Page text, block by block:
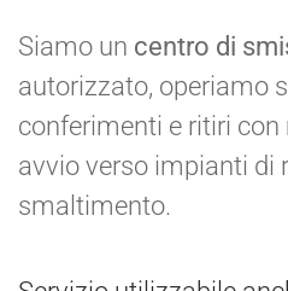
Siamo un centro di
autorizzato, operiamo
conferimenti e ritiri
avvio verso impianti di
smaltimento.